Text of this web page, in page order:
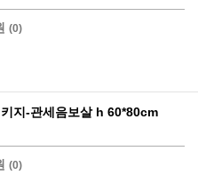
(0)
지-관세음보살 h 60*80cm
(0)